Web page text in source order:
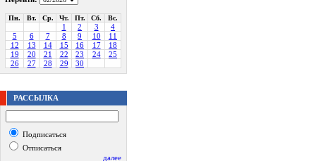
Пн. Вт. Ср. Чт. Пт. Сб. Вс.
1 2 3
4
5
6 7 8 9 10
11
12
13 14 15 16 17
18
19
20 21 22 23 24
25
26
27 28 29 30
РАССЫЛКА
Подписаться
Отписаться
далее